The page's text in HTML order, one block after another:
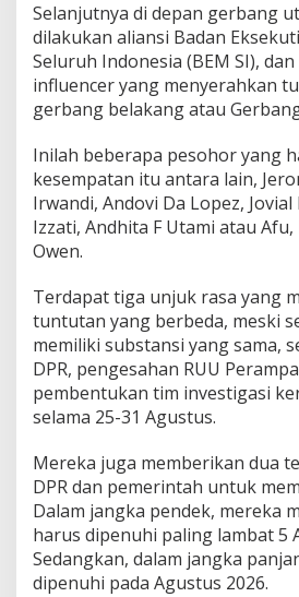
Selanjutnya di depan gerbang
dilakukan aliansi Badan
Seluruh Indonesia (BEM SI),
influencer yang menyerahkan
gerbang belakang atau
Inilah beberapa pesohor yang
kesempatan itu antara lain,
Irwandi, Andovi Da Lopez, Jovial
Izzati, Andhita F Utami atau
Owen.
Terdapat tiga unjuk rasa yang
tuntutan yang berbeda, meski
memiliki substansi yang sama,
DPR, pengesahan RUU
pembentukan tim investigasi
selama 25-31 Agustus.
Mereka juga memberikan dua
DPR dan pemerintah untuk
Dalam jangka pendek, mereka
harus dipenuhi paling lambat 5
Sedangkan, dalam jangka
dipenuhi pada Agustus 2026.